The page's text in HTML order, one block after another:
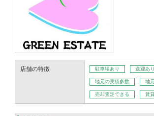
店舗の特徴 駐車場あり 送迎あり
地元の実績多数 地
売却査定できる 賃